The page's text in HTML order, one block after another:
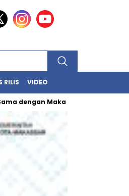
RILIS VIDEO
Makassar